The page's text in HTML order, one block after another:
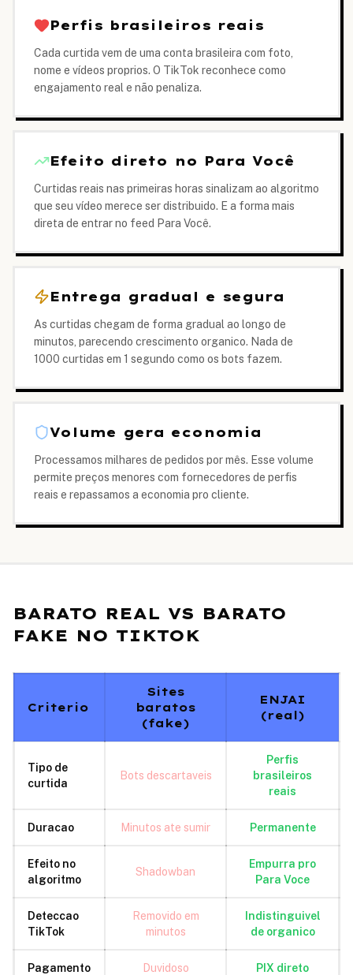
Perfis brasileiros reais
Cada curtida vem de uma conta brasileira com foto,
nome e vídeos proprios. O TikTok reconhece como
engajamento real e não penaliza.
Efeito direto no Para Você
Curtidas reais nas primeiras horas sinalizam ao algoritmo
que seu vídeo merece ser distribuido. E a forma mais
direta de entrar no feed Para Você.
Entrega gradual e segura
As curtidas chegam de forma gradual ao longo de
minutos, parecendo crescimento organico. Nada de
1000 curtidas em 1 segundo como os bots fazem.
Volume gera economia
Processamos milhares de pedidos por mês. Esse volume
permite preços menores com fornecedores de perfis
reais e repassamos a economia pro cliente.
BARATO REAL VS BARATO
FAKE NO TIKTOK
Criterio
Sites
baratos
(fake)
ENJAI
(real)
Tipo de
curtida
Bots descartaveis
Perfis
brasileiros
reais
Duracao Minutos ate sumir Permanente
Efeito no
algoritmo
Shadowban
Empurra pro
Para Voce
Deteccao
TikTok
Removido em
minutos
Indistinguivel
de organico
Pagamento Duvidoso PIX direto